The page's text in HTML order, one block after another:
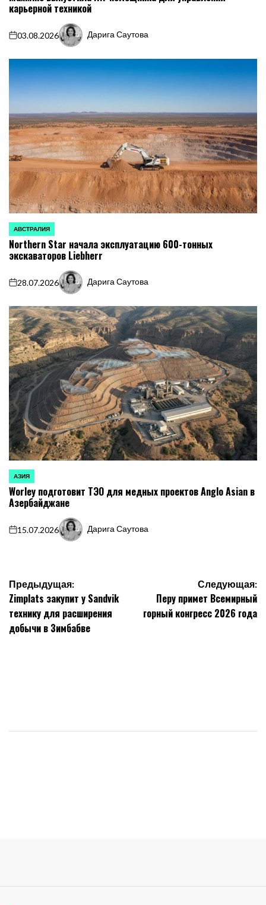
карьерной техникой
on
03.08.2026
Запись
Дарига Саутова
ОПУБЛИКОВАНО
В
АВСТРАЛИЯ
Northern Star начала эксплуатацию 600-тонных
экскаваторов Liebherr
on
28.07.2026
Запись
Дарига Саутова
ОПУБЛИКОВАНО
В
АЗИЯ
Worley подготовит ТЭО для медных проектов Anglo Asian в
Азербайджане
on
15.07.2026
Запись
Дарига Саутова
Навигация
по
записям
Предыдущая:
Zimplats закупит у Sandvik
технику для расширения
добычи в Зимбабве
Следующая:
Перу примет Всемирный
горный конгресс 2026 года